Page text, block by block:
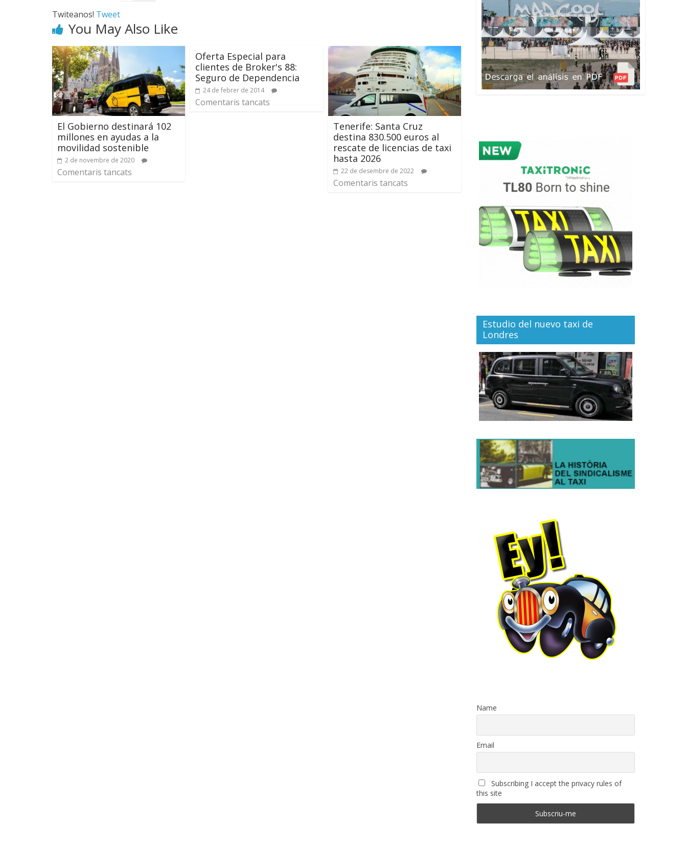
Twiteanos! Tweet
You May Also Like
El Gobierno destinará 102
millones en ayudas a la
movilidad sostenible
2 de novembre de 2020
Comentaris tancats
Oferta Especial para
clientes de Broker's 88:
Seguro de Dependencia
24 de febrer de 2014
Comentaris tancats
Tenerife: Santa Cruz
destina 830.500 euros al
rescate de licencias de taxi
hasta 2026
22 de desembre de 2022
Comentaris tancats
Estudio del nuevo taxi de
Londres
Name
Email
Subscribing I accept the privacy rules of
this site